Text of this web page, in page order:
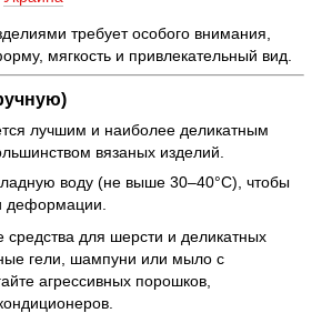
требует особого внимания,
мягкость и привлекательный вид.
лучшим и наиболее деликатным
вязаных изделий.
воду (не выше 30–40°C), чтобы
деформации.
средства для шерсти и деликатных
гели, шампуни или мыло с
агрессивных порошков,